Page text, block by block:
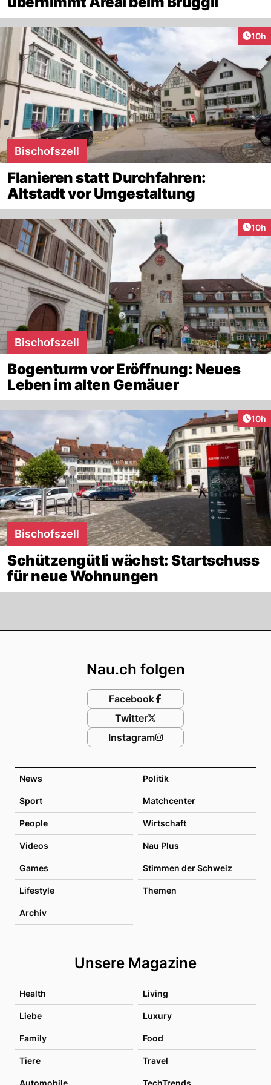
10h
Bischofszell
Flanieren statt Durchfahren:
Altstadt vor Umgestaltung
10h
Bischofszell
Bogenturm vor Eröffnung: Neues
Leben im alten Gemäuer
10h
Bischofszell
Schützengütli wächst: Startschuss
für neue Wohnungen
News Politik
Sport Matchcenter
People Wirtschaft
Videos Nau Plus
Games Stimmen der Schweiz
Lifestyle Themen
Archiv
Unsere Magazine
Health Living
Liebe Luxury
Family Food
Tiere Travel
Automobile TechTrends
Nau.ch folgen
Facebook
Twitter
Instagram